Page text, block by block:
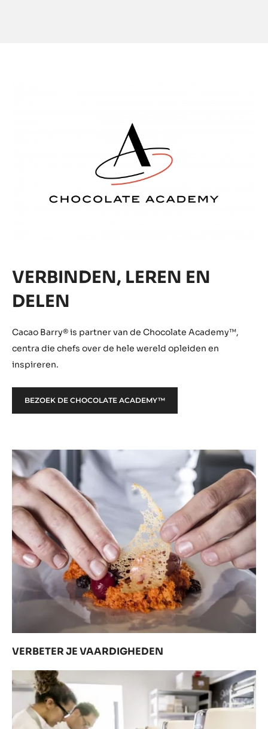
VERBINDEN, LEREN EN
DELEN
Cacao Barry® is partner van de Chocolate Academy™,
centra die chefs over de hele wereld opleiden en
inspireren.
BEZOEK DE CHOCOLATE ACADEMY™
VERBETER JE VAARDIGHEDEN